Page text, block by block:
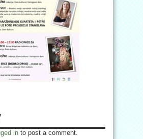
in to post a comment.